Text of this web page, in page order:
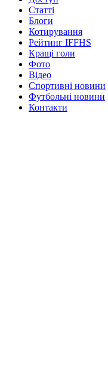
Статті
Блоги
Котирування
Рейтинг IFFHS
Кращі голи
Фото
Відео
Спортивні новини
Футбольні новини
Контакти